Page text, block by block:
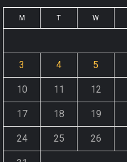
M T W
3 4 5
10 11 12
17 18 19
24 25 26